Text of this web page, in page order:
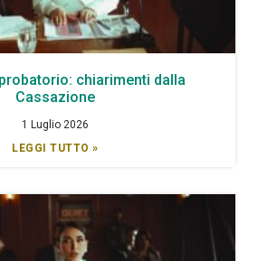
chiarimenti dalla
Cassazione
1 Luglio 2026
LEGGI TUTTO »